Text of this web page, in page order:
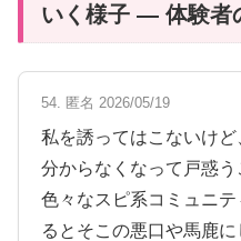
いく様子 — 体験者
54. 匿名 2026/05/19
私を誘ってはこないけ
分からなくなって戸惑
色々なスピ系コミュニ
るとそこの悪口や馬鹿